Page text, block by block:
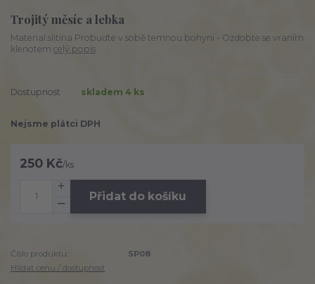
Trojitý měsíc a lebka
Material:slitina Probuďte v sobě temnou bohyni - Ozdobte se vraním
klenotem celý popis
Dostupnost skladem 4 ks
Nejsme plátci DPH
250 Kč/ks
Přidat do košíku
Číslo produktu:
SP08
Hlídat cenu / dostupnost